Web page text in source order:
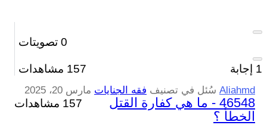
0 تصويتات
1 إجابة 157 مشاهدات
Aliahmd سُئل في تصنيف فقه الجنايات مارس 20، 2025
157 مشاهدات
46548 - ما هي كفارة القتل
الخطأ ؟